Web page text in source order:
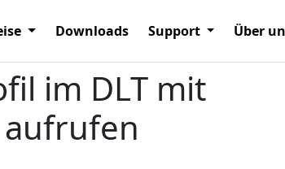
Downloads Support Über
im DLT mit